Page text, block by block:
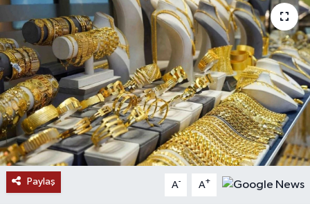
Paylaş A- A+